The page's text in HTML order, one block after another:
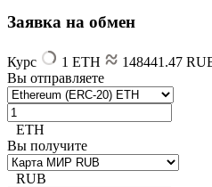
Заявка на обмен
Курс 1 ETH
148441.47
Вы отправляете
ETH
Вы получите
RUB